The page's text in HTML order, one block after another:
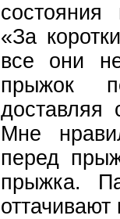
«За
все они
прыжок
доставляя
Мне
перед
прыжка.